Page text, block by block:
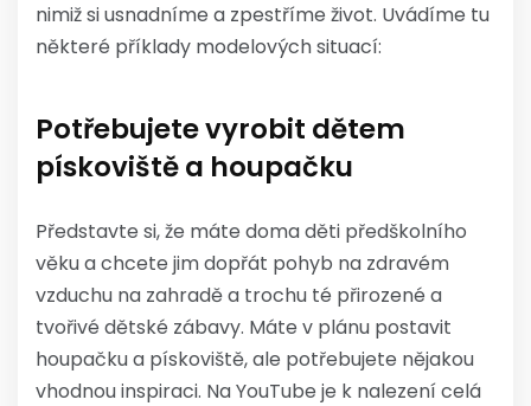
nimiž si usnadníme a zpestříme život. Uvádíme tu
některé příklady modelových situací:
Potřebujete vyrobit dětem
pískoviště a houpačku
Představte si, že máte doma děti předškolního
věku a chcete jim dopřát pohyb na zdravém
vzduchu na zahradě a trochu té přirozené a
tvořivé dětské zábavy. Máte v plánu postavit
houpačku a pískoviště, ale potřebujete nějakou
vhodnou inspiraci. Na YouTube je k nalezení celá